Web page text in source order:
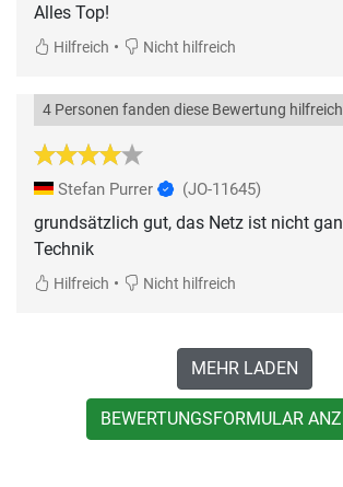
Alles Top!
Hilfreich • Nicht hilfreich
4 Personen fanden diese Bewertung hilfreich
Stefan Purrer (JO-11645)
grundsätzlich gut, das Netz ist nicht
Technik
Hilfreich • Nicht hilfreich
MEHR LADEN
BEWERTUNGSFORMULAR